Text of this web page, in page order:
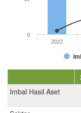
2022
0
Imbal Hasil Aset